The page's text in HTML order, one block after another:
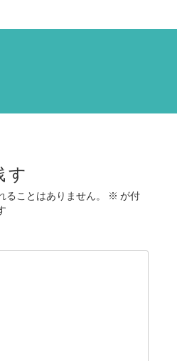
す
ことはありません。 ※ が付